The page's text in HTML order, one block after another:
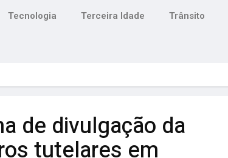
Tecnologia Terceira Idade Trânsito
de divulgação da
tutelares em